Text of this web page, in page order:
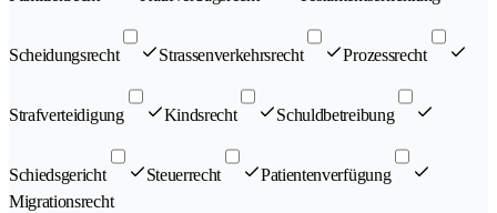
Scheidungsrecht Strassenverkehrsrecht Prozessrecht
Strafverteidigung Kindsrecht Schuldbetreibung
Schiedsgericht Steuerrecht
Patientenverfügung
Migrationsrecht